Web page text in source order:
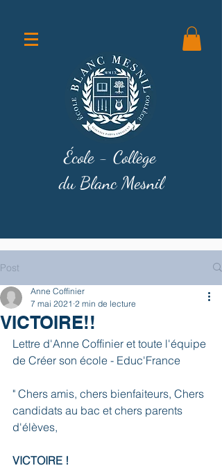
École - Collège
du Blanc Mesnil
Post
VICTOIRE!!
Anne Coffinier
7 mai 2021 2 min de lecture
Lettre d'Anne Coffinier et toute l'équipe
de Créer son école - Educ'France
" Chers amis, chers bienfaiteurs, Chers
candidats au bac et chers parents
d'élèves,
VICTOIRE !